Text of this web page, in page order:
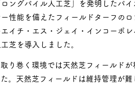
ングパイル人工芝」を発明したパ
性能を備えたフィールドターフの
イチ・エス・ジェイ・インコーポ
芝を導入しました。
り巻く環境では天然芝フィールド
。天然芝フィールドは維持管理が